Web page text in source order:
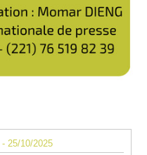
- 25/10/2025